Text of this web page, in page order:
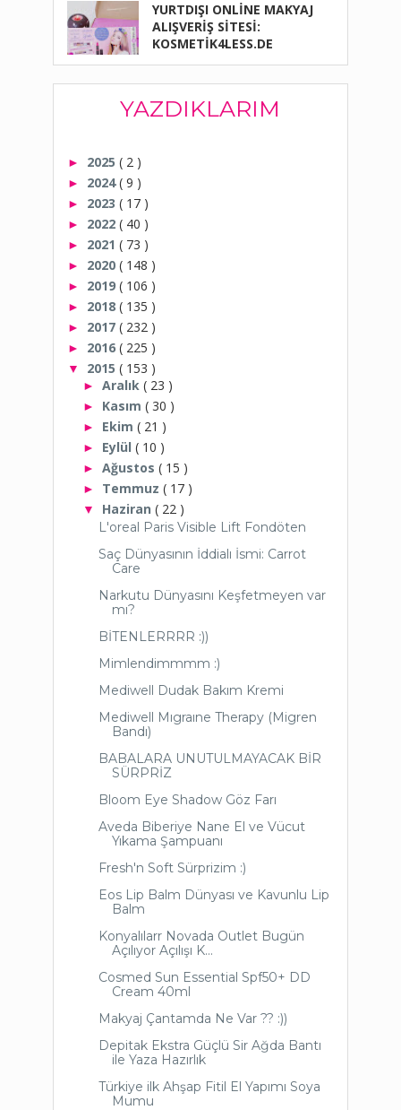
YURTDIŞI ONLİNE MAKYAJ
ALIŞVERİŞ SİTESİ:
KOSMETİK4LESS.DE
YAZDIKLARIM
► 2025 ( 2 )
► 2024( 9 )
► 2023 ( 17 )
► 2022 ( 40 )
► 2021 ( 73 )
► 2020 ( 148 )
► 2019 ( 106 )
► 2018 ( 135 )
► 2017 ( 232 )
► 2016 ( 225 )
▼ 2015 ( 153 )
► Aralık ( 23 )
► Kasım ( 30 )
► Ekim ( 21 )
► Eylül ( 10 )
► Ağustos ( 15 )
► Temmuz ( 17 )
▼ Haziran ( 22 )
L'oreal Paris Visible Lift Fondöten
Saç Dünyasının İddialı İsmi: Carrot
Care
Narkutu Dünyasını Keşfetmeyen var
mı?
BİTENLERRRR :))
Mimlendimmmm :)
Mediwell Dudak Bakım Kremi
Mediwell Mıgraıne Therapy (Migren
Bandı)
BABALARA UNUTULMAYACAK BİR
SÜRPRİZ
Bloom Eye Shadow Göz Farı
Aveda Biberiye Nane El ve Vücut
Yıkama Şampuanı
Fresh'n Soft Sürprizim :)
Eos Lip Balm Dünyası ve Kavunlu Lip
Balm
Konyalılarr Novada Outlet Bugün
Açılıyor Açılışı K...
Cosmed Sun Essential Spf50+ DD
Cream 40ml
Makyaj Çantamda Ne Var ?? :))
Depitak Ekstra Güçlü Sir Ağda Bantı
ile Yaza Hazırlık
Türkiye ilk Ahşap Fitil El Yapımı Soya
Mumu